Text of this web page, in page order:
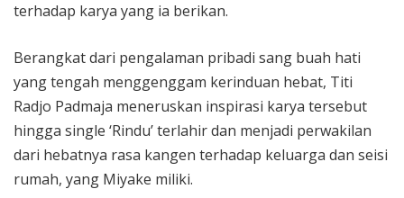
terhadap karya yang ia berikan.
Berangkat dari pengalaman pribadi sang buah hati
yang tengah menggenggam kerinduan hebat, Titi
Radjo Padmaja meneruskan inspirasi karya tersebut
hingga single ‘Rindu’ terlahir dan menjadi perwakilan
dari hebatnya rasa kangen terhadap keluarga dan seisi
rumah, yang Miyake miliki.